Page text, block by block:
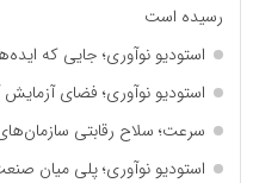
رسیده است
استودیو نوآوری؛ جایی که
استودیو نوآوری؛ فضای
سرعت؛ سلاح رقابتی سازمان‌های
استودیو نوآوری؛ پلی میان